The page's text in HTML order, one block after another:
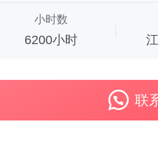
小时数
6200小时
联